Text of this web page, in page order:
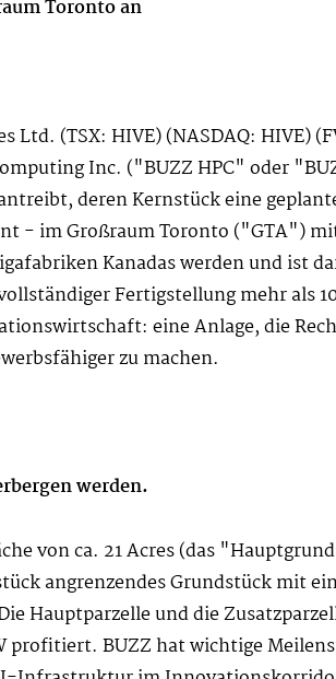
Toronto an
(TSX: HIVE) (NASDAQ: HIVE)
Inc. ("BUZZ HPC" oder
deren Kernstück eine
- im Großraum Toronto ("GTA")
Kanadas werden und ist
Fertigstellung mehr als
eine Anlage, die
zu machen.
werden.
von ca. 21 Acres (das
angrenzendes Grundstück mit
Hauptparzelle und die
profitiert. BUZZ hat wichtige